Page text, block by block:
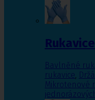
Rukavice
Bavlněné
rukavice,
Mikrotenové